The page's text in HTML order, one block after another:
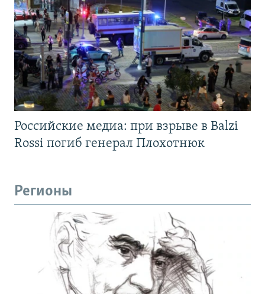
Российские медиа: при взрыве в Balzi
Rossi погиб генерал Плохотнюк
Регионы